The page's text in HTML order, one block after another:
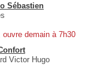
Sébastien
ouvre demain à 7h30
Victor Hugo